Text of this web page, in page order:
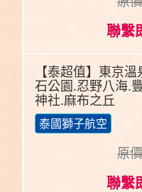
聯繫
【泰超值】東京
石公園.忍野八海.
神社.麻布之丘
泰國獅子航空
原
聯繫